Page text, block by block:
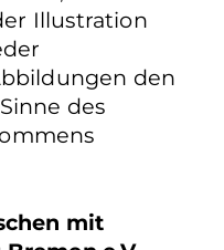
Illustration
den
des
mit